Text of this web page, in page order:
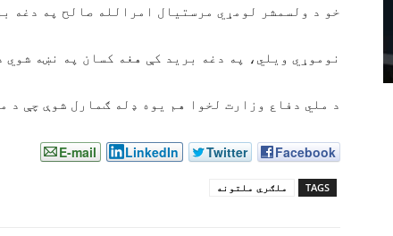
خو د ولسمشر لومړي مرستیال امرالله صالح په دغه
نوموړي ویلي، په دغه برید کې هغه کسان په نښه
د ملي دفاع وزارت لخوا هم یوه ډله ګمارل شوې چې د
Facebook
Twitter
LinkedIn
E-mail
TAGS ملګري ملتونه